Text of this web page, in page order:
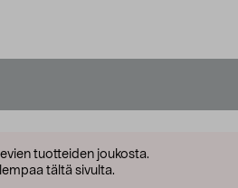
tuotteiden joukosta.
tältä sivulta.